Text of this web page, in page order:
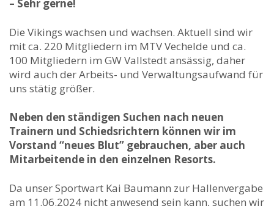
– Sehr gerne!
Die Vikings wachsen und wachsen. Aktuell sind wir
mit ca. 220 Mitgliedern im MTV Vechelde und ca.
100 Mitgliedern im GW Vallstedt ansässig, daher
wird auch der Arbeits- und Verwaltungsaufwand für
uns stätig größer.
Neben den ständigen Suchen nach neuen
Trainern und Schiedsrichtern können wir im
Vorstand “neues Blut” gebrauchen, aber auch
Mitarbeitende in den einzelnen Resorts.
Da unser Sportwart Kai Baumann zur Hallenvergabe
am 11.06.2024 nicht anwesend sein kann, suchen wir